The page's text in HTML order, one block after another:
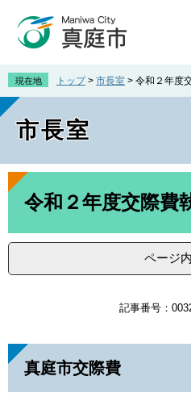
先
で
を
ば
へ
現在地 トップ > 市長室 > 令和２年度
市長室
本
令和２年度交際費
ページ
記事番号：
真庭市交際費